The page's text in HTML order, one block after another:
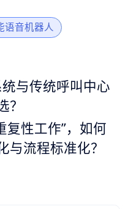
语音机器人
与传统呼叫中心
复性工作”，如何
与流程标准化？